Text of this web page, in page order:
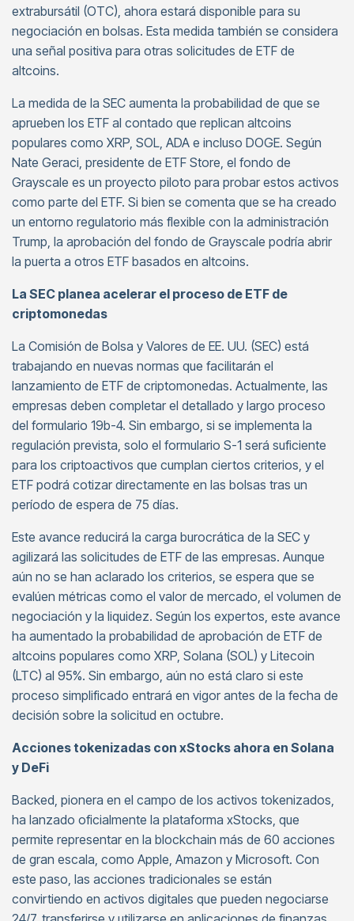
extrabursátil (OTC), ahora estará disponible para su
negociación en bolsas. Esta medida también se considera
una señal positiva para otras solicitudes de ETF de
altcoins.
La medida de la SEC aumenta la probabilidad de que se
aprueben los ETF al contado que replican altcoins
populares como XRP, SOL, ADA e incluso DOGE. Según
Nate Geraci, presidente de ETF Store, el fondo de
Grayscale es un proyecto piloto para probar estos activos
como parte del ETF. Si bien se comenta que se ha creado
un entorno regulatorio más flexible con la administración
Trump, la aprobación del fondo de Grayscale podría abrir
la puerta a otros ETF basados en altcoins.
La SEC planea acelerar el proceso de ETF de
criptomonedas
La Comisión de Bolsa y Valores de EE. UU. (SEC) está
trabajando en nuevas normas que facilitarán el
lanzamiento de ETF de criptomonedas. Actualmente, las
empresas deben completar el detallado y largo proceso
del formulario 19b-4. Sin embargo, si se implementa la
regulación prevista, solo el formulario S-1 será suficiente
para los criptoactivos que cumplan ciertos criterios, y el
ETF podrá cotizar directamente en las bolsas tras un
período de espera de 75 días.
Este avance reducirá la carga burocrática de la SEC y
agilizará las solicitudes de ETF de las empresas. Aunque
aún no se han aclarado los criterios, se espera que se
evalúen métricas como el valor de mercado, el volumen de
negociación y la liquidez. Según los expertos, este avance
ha aumentado la probabilidad de aprobación de ETF de
altcoins populares como XRP, Solana (SOL) y Litecoin
(LTC) al 95%. Sin embargo, aún no está claro si este
proceso simplificado entrará en vigor antes de la fecha de
decisión sobre la solicitud en octubre.
Acciones tokenizadas con xStocks ahora en Solana
y DeFi
Backed, pionera en el campo de los activos tokenizados,
ha lanzado oficialmente la plataforma xStocks, que
permite representar en la blockchain más de 60 acciones
de gran escala, como Apple, Amazon y Microsoft. Con
este paso, las acciones tradicionales se están
convirtiendo en activos digitales que pueden negociarse